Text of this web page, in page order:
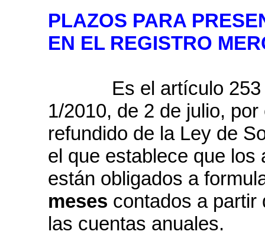
PLAZOS PARA
EN EL REGISTRO
Es el artículo 253
1/2010, de 2 de julio,
refundido de la Ley de
el que establece que los
están obligados a
meses contados a partir
las cuentas anuales.